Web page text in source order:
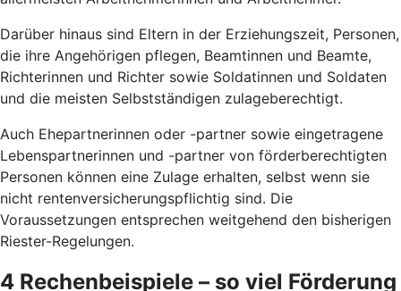
Darüber hinaus sind Eltern in der Erziehungszeit, Personen,
die ihre Angehörigen pflegen, Beamtinnen und Beamte,
Richterinnen und Richter sowie Soldatinnen und Soldaten
und die meisten Selbstständigen zulageberechtigt.
Auch Ehepartnerinnen oder -partner sowie eingetragene
Lebenspartnerinnen und -partner von förderberechtigten
Personen können eine Zulage erhalten, selbst wenn sie
nicht rentenversicherungspflichtig sind. Die
Voraussetzungen entsprechen weitgehend den bisherigen
Riester-Regelungen.
4 Rechenbeispiele – so viel Förderung